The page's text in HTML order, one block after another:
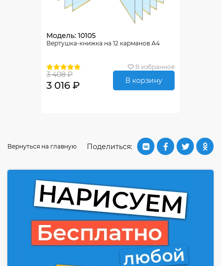
Модель: 10105
Вертушка-книжка на 12 карманов А4
В избранное
3 408 ₽
3 016 ₽ В корзину
Поделиться:
Вернуться на главную